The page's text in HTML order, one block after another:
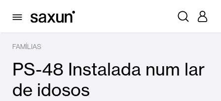
FAMÍLIAS
PS-48 Instalada num lar
de idosos